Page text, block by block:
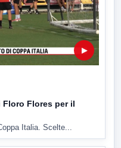
▶
Flores per il
Italia. Scelte...